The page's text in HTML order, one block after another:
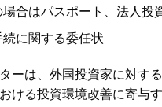
場合はパスポート、法人
に関する委任状
ーは、外国投資家に対す
ける投資環境改善に寄与